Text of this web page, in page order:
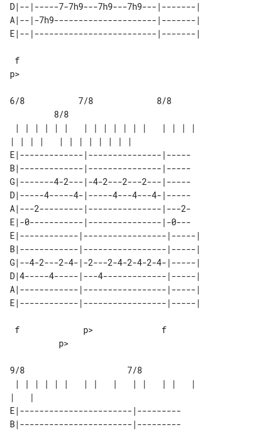
D|--|-----7-7h9---7h9---7h9---|-------|
A|--|-7h9---------------------|-------|
p>
6/8           7/8             8/8
E|-------------|---------------|-----
B|-------------|---------------|-----
G|-------4-2---|-4-2---2---2---|-----
D|-----4-----4-|-----4---4---4-|-----
A|---2---------|---------------|---2-
E|-0-----------|---------------|-0---
E|------------|-----------------|-----|
B|------------|-----------------|-----|
G|--4-2---2-4-|-2---2-4-2-4-2-4-|-----|
D|4-----4-----|---4-------------|-----|
A|------------|-----------------|-----|
9/8                     7/8
E|-----------------------|---------
B|-----------------------|---------